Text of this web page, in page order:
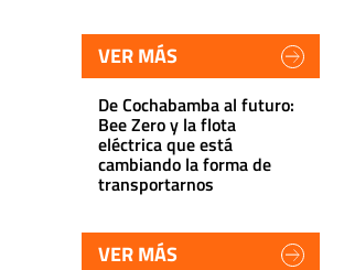
VER MÁS
De Cochabamba al futuro:
Bee Zero y la flota
eléctrica que está
cambiando la forma de
transportarnos
VER MÁS